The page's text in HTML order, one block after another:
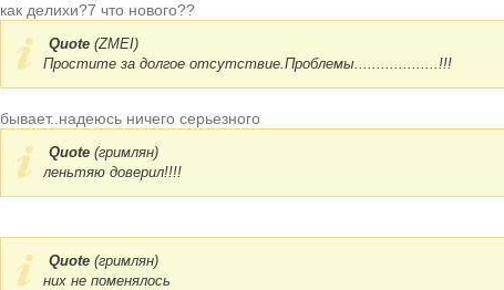
как делихи?7 что нового??
Quote (ZMEI)
Простите за долгое отсутствие.Проблемы...................!!!
бывает..надеюсь ничего серьезного
Quote (гримлян)
леньтяю доверил!!!!
Quote (гримлян)
них не поменялось